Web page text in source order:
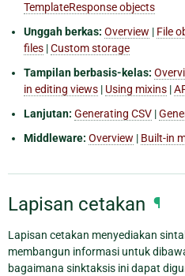
TemplateResponse objects
Unggah berkas: Overview | File
files |Custom storage
Tampilan berbasis-kelas:
in editing views | Using mixins |
Lanjutan: Generating CSV |
Middleware: Overview | Built-in
Lapisan cetakan ¶
Lapisan cetakan menyediakan
membangun informasi untuk
bagaimana sinktaksis ini dapat